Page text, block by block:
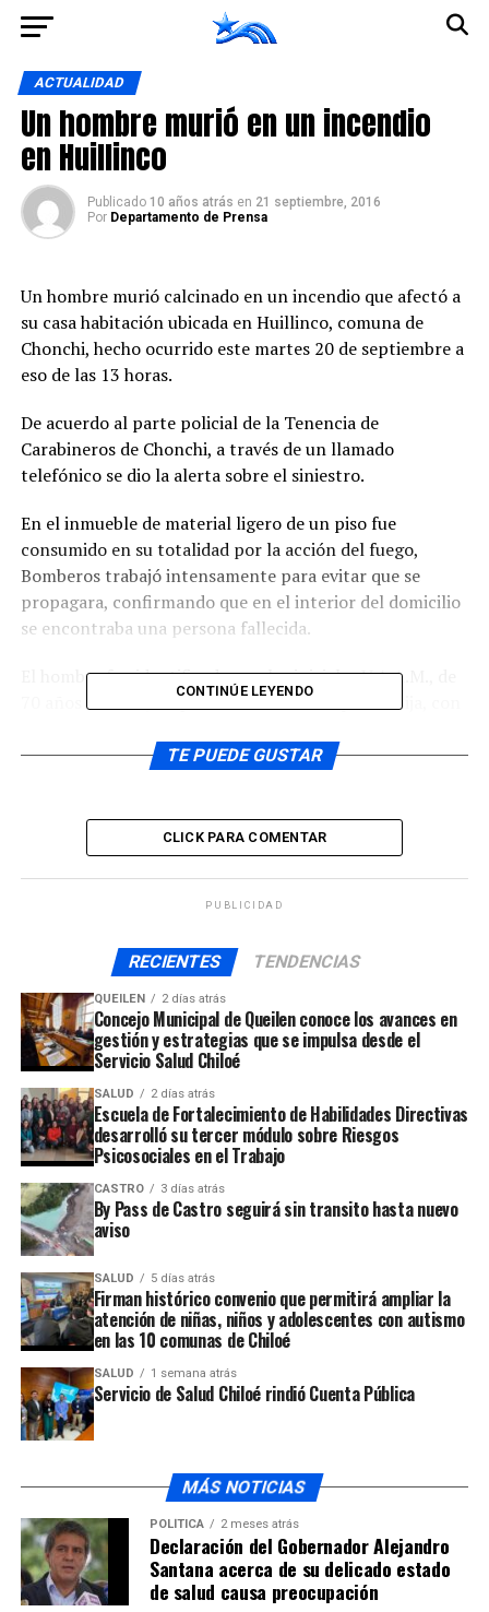
ACTUALIDAD
Un hombre murió en un incendio
en Huillinco
Publicado 10 años atrás en 21 septiembre, 2016
Por Departamento de Prensa
Un hombre murió calcinado en un incendio que afectó a
su casa habitación ubicada en Huillinco, comuna de
Chonchi, hecho ocurrido este martes 20 de septiembre a
eso de las 13 horas.
De acuerdo al parte policial de la Tenencia de
Carabineros de Chonchi, a través de un llamado
telefónico se dio la alerta sobre el siniestro.
En el inmueble de material ligero de un piso fue
consumido en su totalidad por la acción del fuego,
Bomberos trabajó intensamente para evitar que se
propagara, confirmando que en el interior del domicilio
se encontraba una persona fallecida.
El hombre fue identificado con las iniciales V.A.A.M., de
70 años de edad, lo que fue corroborado por su hija, con
Del procedimiento se dio cuenta al Fiscal de turno,
de investigación policial de la Segunda comisaría de
Castro, junto a personal de Labocar de Puerto Montt,
para trabajos de su especialidad en el sitio del suceso.
Alcaldesa de Ancud deberá declarar en el Tribunal
Electoral Regional
NO TE PIERDAS
Un robo sufrió el concejal y candidato a alcalde por
Castro Juan Eduardo Vera
CONTINÚE LEYENDO
TE PUEDE GUSTAR
CLICK PARA COMENTAR
PUBLICIDAD
RECIENTES TENDENCIAS
QUEILEN 2 días atrás
Concejo Municipal de Queilen conoce los avances en
gestión y estrategias que se impulsa desde el
Servicio Salud Chiloé
SALUD 2 días atrás
Escuela de Fortalecimiento de Habilidades Directivas
desarrolló su tercer módulo sobre Riesgos
Psicosociales en el Trabajo
CASTRO 3 días atrás
By Pass de Castro seguirá sin transito hasta nuevo
aviso
SALUD 5 días atrás
Firman histórico convenio que permitirá ampliar la
atención de niñas, niños y adolescentes con autismo
en las 10 comunas de Chiloé
SALUD 1 semana atrás
Servicio de Salud Chiloé rindió Cuenta Pública
MÁS NOTICIAS
POLÍTICA 2 meses atrás
Declaración del Gobernador Alejandro
Santana acerca de su delicado estado
de salud causa preocupación
Ir a la versión móvil